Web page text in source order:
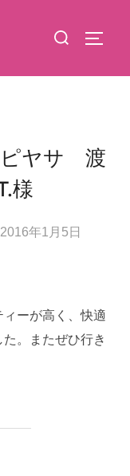
検
対
ピヤサ 渡
様
投
2016年1月5日
ーが高く、快適
。またぜひ行き